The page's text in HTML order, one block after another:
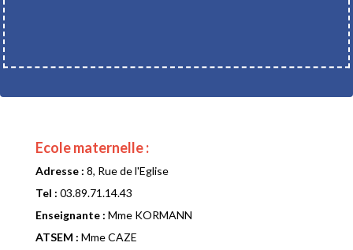
Ecole maternelle :
Adresse : 8, Rue de l'Eglise
Tel : 03.89.71.14.43
Enseignante : Mme KORMANN
ATSEM : Mme CAZE